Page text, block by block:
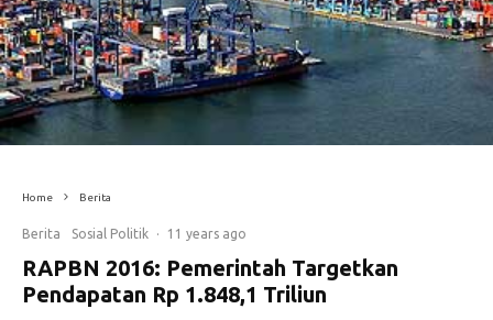
Home Berita
Berita Sosial Politik · 11 years ago
RAPBN 2016: Pemerintah Targetkan
Pendapatan Rp 1.848,1 Triliun